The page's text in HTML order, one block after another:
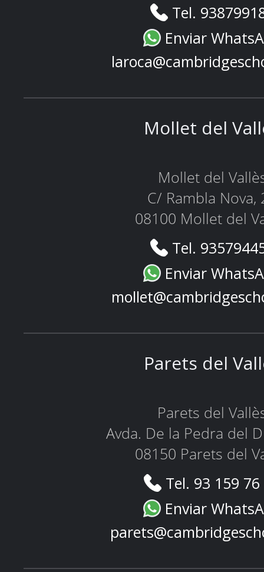
Tel.
Enviar
Mollet del
Mollet del
C/ Rambla Nova,
08100 Mollet del
Tel.
Enviar
Parets del
Parets del
Avda. De la Pedra del
08150 Parets del
Tel. 93 159
Enviar